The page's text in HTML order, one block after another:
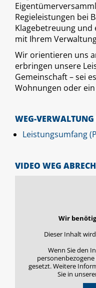
Regieleistungen bei
Klagebetreuung
mit Ihrem
Wir orientieren uns
erbringen unsere
Gemeinschaft – sei
Wohnungen oder
WEG-
Leistungsumfang
VIDEO WEG
Wir
Dieser Inhalt
Wenn Sie den
gesetzt. Weitere
Sie in